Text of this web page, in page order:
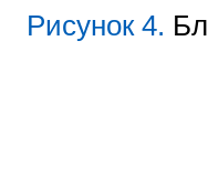
Рисунок 4.